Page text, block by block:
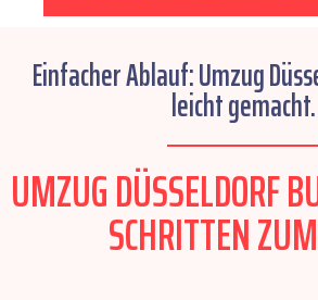
Einfacher Ablauf: Umzug
leicht gemacht.
UMZUG DÜSSELDORF
SCHRITTEN